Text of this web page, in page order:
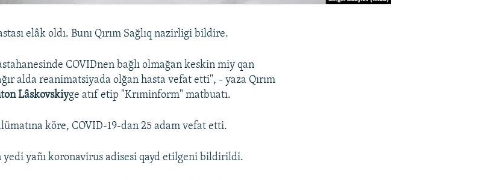
elâk oldı. Bunı Qırım Sağlıq nazirligi bildire.
COVIDnen bağlı olmağan keskin miy qan
alda reanimatsiyada olğan hasta vefat etti", - yaza Qırım
Lâskovskiyge atıf etip "Krıminform" matbuatı.
köre, COVID-19-dan 25 adam vefat etti.
yedi yañı koronavirus adisesi qayd etilgeni bildirildi.